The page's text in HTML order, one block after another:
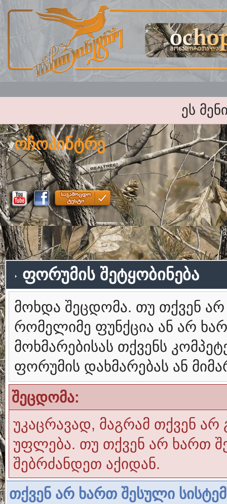
ეს
ოჩოპინტრე
ფორუმის შეტყობინება
მოხდა შეცდომა. თუ თქვენ
რომელიმე ფუნქცია ან არ
მოხმარებისას თქვენს
ფორუმის დახმარებას ან
შეცდომა:
უკაცრავად, მაგრამ თქვენ არ
უფლება. თუ თქვენ არ ხართ
შებრძანდეთ აქიდან.
თქვენ არ ხართ შესული